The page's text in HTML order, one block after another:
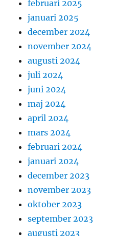
februari 2025
januari 2025
december 2024
november 2024
augusti 2024
juli 2024
juni 2024
maj 2024
april 2024
mars 2024
februari 2024
januari 2024
december 2023
november 2023
oktober 2023
september 2023
augusti 2023